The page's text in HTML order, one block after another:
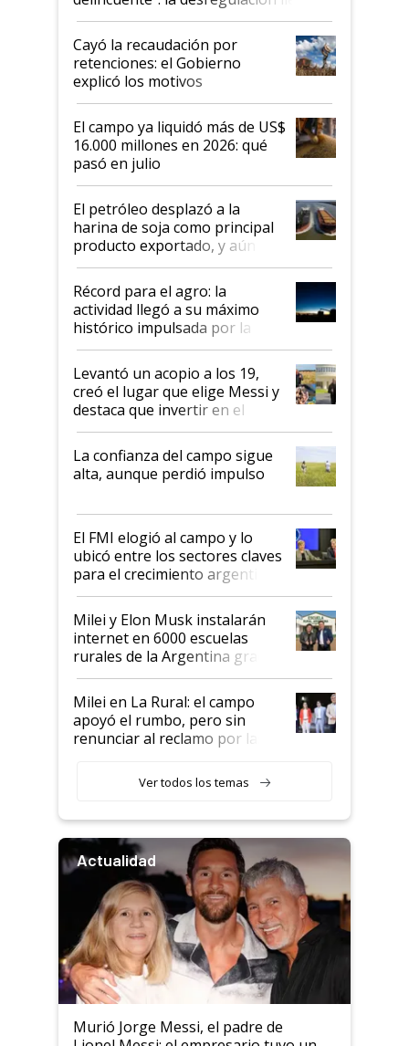
al Congreso Aapresid y hasta se
habló del financiamiento al IPCVA
Cayó la recaudación por
retenciones: el Gobierno
explicó los motivos
El campo ya liquidó más de US$
16.000 millones en 2026: qué
pasó en julio
El petróleo desplazó a la
harina de soja como principal
producto exportado, y aún así
el agro aportó casi seis de cada
diez dólares y sostuvo el
liderazgo en un semestre
récord
Récord para el agro: la
actividad llegó a su máximo
histórico impulsada por la
cosecha y las exportaciones
Levantó un acopio a los 19,
creó el lugar que elige Messi y
destaca que invertir en el
kirchnerismo era como "darle
plata a un hijo para droga":
Juan Félix Rossetti, el libertario
que de una dura crisis salió
de Milei
La confianza del campo sigue
alta, aunque perdió impulso
El FMI elogió al campo y lo
ubicó entre los sectores claves
para el crecimiento argentino
Milei y Elon Musk instalarán
internet en 6000 escuelas
rurales de la Argentina gracias
a un acuerdo con Starlink
Milei en La Rural: el campo
apoyó el rumbo, pero sin
renunciar al reclamo por las
Ver todos los temas
Actualidad
Murió Jorge Messi, el padre de